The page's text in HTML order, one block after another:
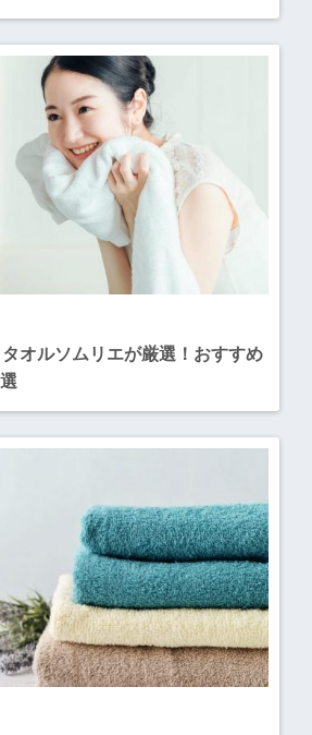
タオルソムリエが厳選！おすすめ